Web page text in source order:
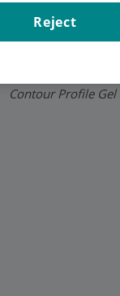
مما منحه مكانة
تطورًا وأمانًا، وكان
Contour Profile Gel
Reject